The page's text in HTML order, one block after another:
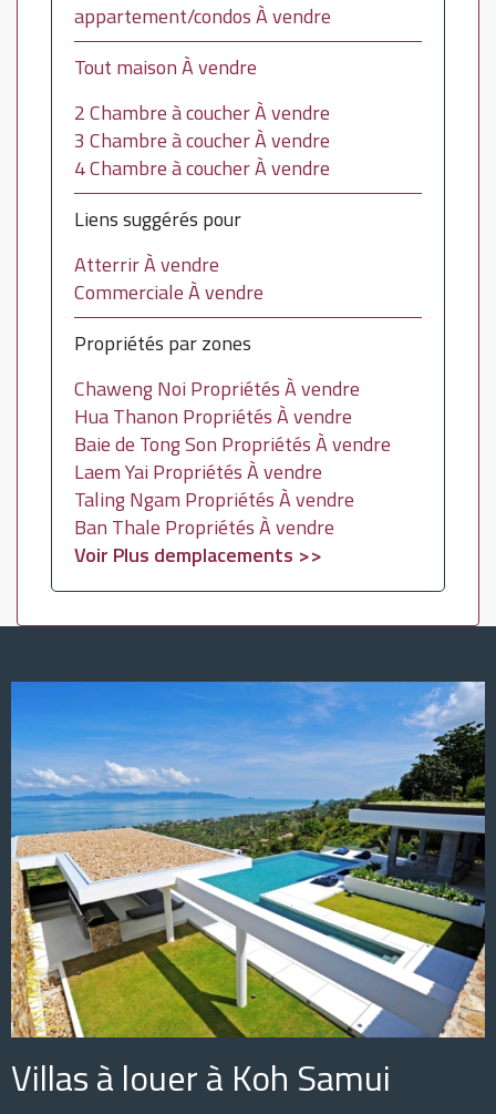
appartement/condos À vendre
Tout maison À vendre
2 Chambre à coucher À vendre
3 Chambre à coucher À vendre
4 Chambre à coucher À vendre
Liens suggérés pour
Atterrir À vendre
Commerciale À vendre
Propriétés par zones
Chaweng Noi Propriétés À vendre
Hua Thanon Propriétés À vendre
Baie de Tong Son Propriétés À vendre
Laem Yai Propriétés À vendre
Taling Ngam Propriétés À vendre
Ban Thale Propriétés À vendre
Voir Plus demplacements >>
Villas à louer à Koh Samui